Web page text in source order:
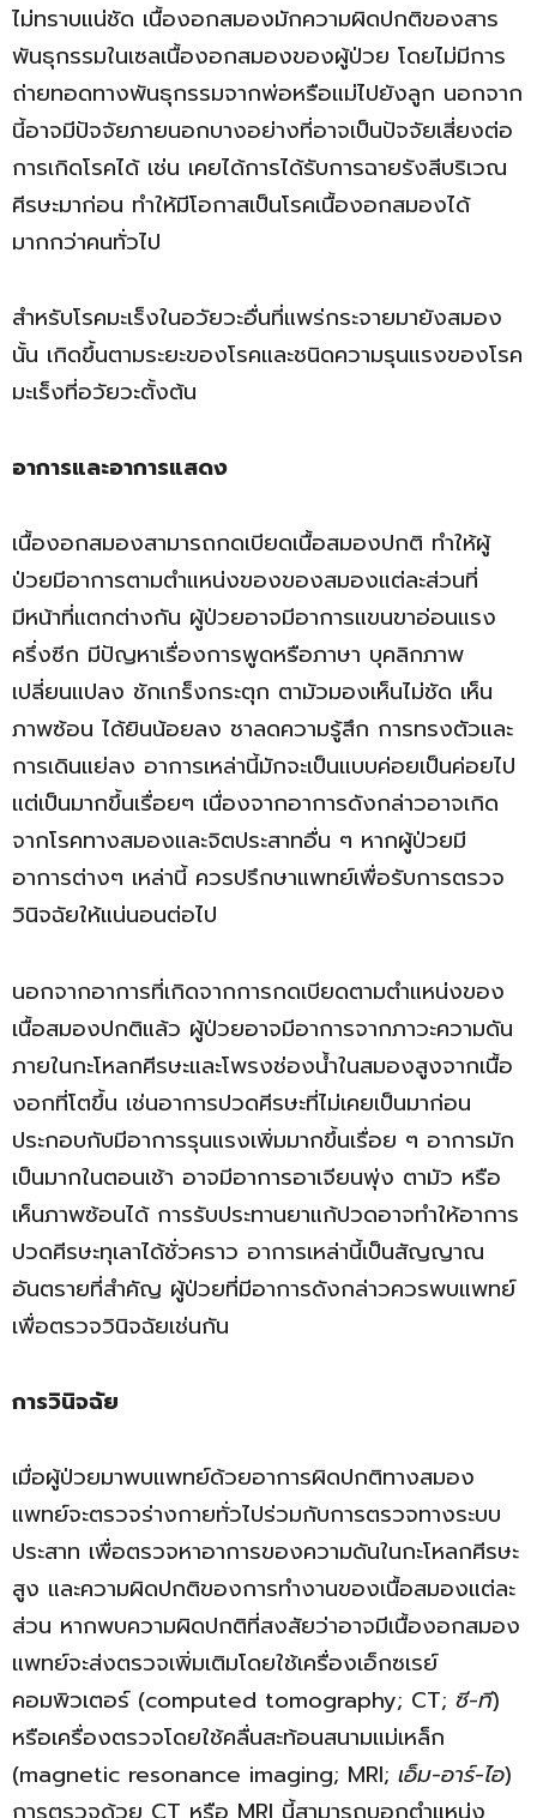
ไม่ทราบแน่ชัด เนื้องอกสมองมักความผิดปกติของสาร
พันธุกรรมในเซลเนื้องอกสมองของผู้ป่วย โดยไม่มีการ
ถ่ายทอดทางพันธุกรรมจากพ่อหรือแม่ไปยังลูก นอกจาก
นี้อาจมีปัจจัยภายนอกบางอย่างที่อาจเป็นปัจจัยเสี่ยงต่อ
การเกิดโรคได้ เช่น เคยได้การได้รับการฉายรังสีบริเวณ
ศีรษะมาก่อน ทำให้มีโอกาสเป็นโรคเนื้องอกสมองได้
มากกว่าคนทั่วไป
สำหรับโรคมะเร็งในอวัยวะอื่นที่แพร่กระจายมายังสมอง
นั้น เกิดขึ้นตามระยะของโรคและชนิดความรุนแรงของโรค
มะเร็งที่อวัยวะตั้งต้น
อาการและอาการแสดง
เนื้องอกสมองสามารถกดเบียดเนื้อสมองปกติ ทำให้ผู้
ป่วยมีอาการตามตำแหน่งของของสมองแต่ละส่วนที่
มีหน้าที่แตกต่างกัน ผู้ป่วยอาจมีอาการแขนขาอ่อนแรง
ครึ่งซีก มีปัญหาเรื่องการพูดหรือภาษา บุคลิกภาพ
เปลี่ยนแปลง ชักเกร็งกระตุก ตามัวมองเห็นไม่ชัด เห็น
ภาพซ้อน ได้ยินน้อยลง ชาลดความรู้สึก การทรงตัวและ
การเดินแย่ลง อาการเหล่านี้มักจะเป็นแบบค่อยเป็นค่อยไป
แต่เป็นมากขึ้นเรื่อยๆ เนื่องจากอาการดังกล่าวอาจเกิด
จากโรคทางสมองและจิตประสาทอื่น ๆ หากผู้ป่วยมี
อาการต่างๆ เหล่านี้ ควรปรึกษาแพทย์เพื่อรับการตรวจ
วินิจฉัยให้แน่นอนต่อไป
นอกจากอาการที่เกิดจากการกดเบียดตามตำแหน่งของ
เนื้อสมองปกติแล้ว ผู้ป่วยอาจมีอาการจากภาวะความดัน
ภายในกะโหลกศีรษะและโพรงช่องน้ำในสมองสูงจากเนื้อ
งอกที่โตขึ้น เช่นอาการปวดศีรษะที่ไม่เคยเป็นมาก่อน
ประกอบกับมีอาการรุนแรงเพิ่มมากขึ้นเรื่อย ๆ อาการมัก
เป็นมากในตอนเช้า อาจมีอาการอาเจียนพุ่ง ตามัว หรือ
เห็นภาพซ้อนได้ การรับประทานยาแก้ปวดอาจทำให้อาการ
ปวดศีรษะทุเลาได้ชั่วคราว อาการเหล่านี้เป็นสัญญาณ
อันตรายที่สำคัญ ผู้ป่วยที่มีอาการดังกล่าวควรพบแพทย์
เพื่อตรวจวินิจฉัยเช่นกัน
การวินิจฉัย
เมื่อผู้ป่วยมาพบแพทย์ด้วยอาการผิดปกติทางสมอง
แพทย์จะตรวจร่างกายทั่วไปร่วมกับการตรวจทางระบบ
ประสาท เพื่อตรวจหาอาการของความดันในกะโหลกศีรษะ
สูง และความผิดปกติของการทำงานของเนื้อสมองแต่ละ
ส่วน หากพบความผิดปกติที่สงสัยว่าอาจมีเนื้องอกสมอง
แพทย์จะส่งตรวจเพิ่มเติมโดยใช้เครื่องเอ็กซเรย์
คอมพิวเตอร์ (computed tomography; CT; ซี-ที)
หรือเครื่องตรวจโดยใช้คลื่นสะท้อนสนามแม่เหล็ก
(magnetic resonance imaging; MRI; เอ็ม-อาร์-ไอ)